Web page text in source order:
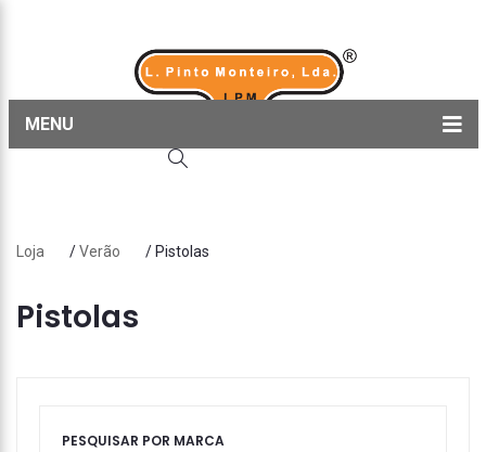
MENU
Sobre nós
Blog
Loja /Verão / Pistolas
Pistolas
PESQUISAR POR MARCA